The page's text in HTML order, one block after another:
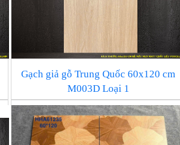
Gạch giả gỗ Trung Quốc 60x120 cm
M003D Loại 1